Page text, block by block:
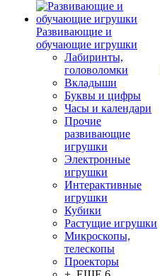
Развивающие и
обучающие игрушки
Лабиринты,
головоломки
Вкладыши
Буквы и цифры
Часы и календари
Прочие
развивающие
игрушки
Электронные
игрушки
Интерактивные
игрушки
Кубики
Растущие игрушки
Микроскопы,
телескопы
Проекторы